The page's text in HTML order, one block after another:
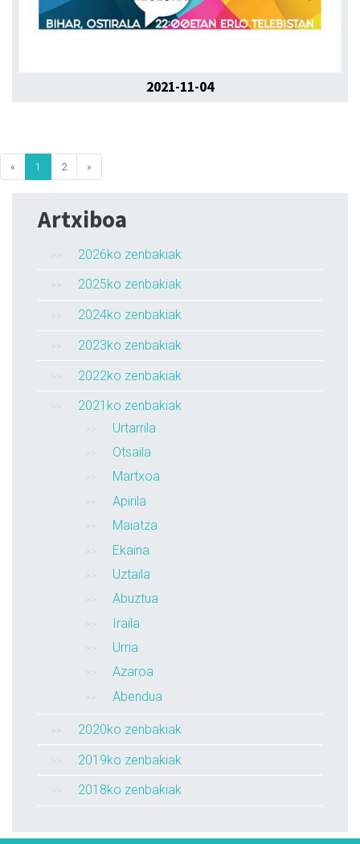
2021-11-04
« 1 2 »
Artxiboa
2026ko zenbakiak
2025ko zenbakiak
2024ko zenbakiak
2023ko zenbakiak
2022ko zenbakiak
2021ko zenbakiak
Urtarrila
Otsaila
Martxoa
Apirila
Maiatza
Ekaina
Uztaila
Abuztua
Iraila
Urria
Azaroa
Abendua
2020ko zenbakiak
2019ko zenbakiak
2018ko zenbakiak